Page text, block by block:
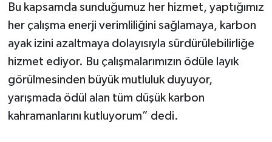
Bu kapsamda sunduğumuz her hizmet, yaptığımız
her çalışma enerji verimliliğini sağlamaya, karbon
ayak izini azaltmaya dolayısıyla sürdürülebilirliğe
hizmet ediyor. Bu çalışmalarımızın ödüle layık
görülmesinden büyük mutluluk duyuyor,
yarışmada ödül alan tüm düşük karbon
kahramanlarını kutluyorum” dedi.